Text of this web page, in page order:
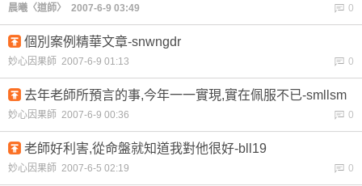
晨曦〈道師〉 2007-6-9 03:49 0
個別案例精華文章-snwngdr
妙心因果師 2007-6-9 01:13 0
去年老師所預言的事,今年一一實現,實在佩服不已-smllsm
妙心因果師 2007-6-9 00:36 0
老師好利害,從命盤就知道我對他很好-bll19
妙心因果師 2007-6-5 02:19 0